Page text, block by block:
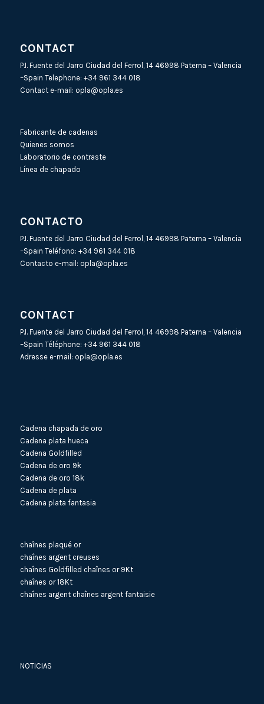
CONTACT
P.I. Fuente del Jarro Ciudad del Ferrol, 14 46998 Paterna – Valencia
–Spain Telephone: +34 961 344 018
Contact e-mail: opla@opla.es
Fabricante de cadenas
Quienes somos
Laboratorio de contraste
Línea de chapado
CONTACTO
P.I. Fuente del Jarro Ciudad del Ferrol, 14 46998 Paterna – Valencia
–Spain Teléfono: +34 961 344 018
Contacto e-mail: opla@opla.es
CONTACT
P.I. Fuente del Jarro Ciudad del Ferrol, 14 46998 Paterna – Valencia
–Spain Téléphone: +34 961 344 018
Adresse e-mail: opla@opla.es
Cadena chapada de oro
Cadena plata hueca
Cadena Goldfilled
Cadena de oro 9k
Cadena de oro 18k
Cadena de plata
Cadena plata fantasia
chaînes plaqué or
chaînes argent creuses
chaînes Goldfilled chaînes or 9Kt
chaînes or 18Kt
chaînes argent chaînes argent fantaisie
NOTICIAS